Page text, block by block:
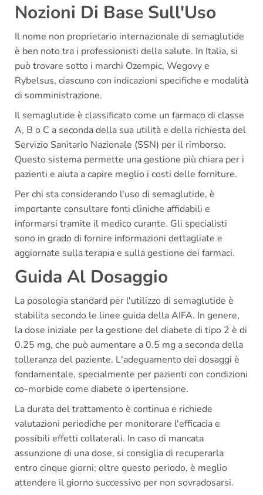
Nozioni Di Base Sull'Uso
Il nome non proprietario internazionale di semaglutide
è ben noto tra i professionisti della salute. In Italia, si
può trovare sotto i marchi Ozempic, Wegovy e
Rybelsus, ciascuno con indicazioni specifiche e modalità
di somministrazione.
Il semaglutide è classificato come un farmaco di classe
A, B o C a seconda della sua utilità e della richiesta del
Servizio Sanitario Nazionale (SSN) per il rimborso.
Questo sistema permette una gestione più chiara per i
pazienti e aiuta a capire meglio i costi delle forniture.
Per chi sta considerando l'uso di semaglutide, è
importante consultare fonti cliniche affidabili e
informarsi tramite il medico curante. Gli specialisti
sono in grado di fornire informazioni dettagliate e
aggiornate sulla terapia e sulla gestione dei farmaci.
Guida Al Dosaggio
La posologia standard per l'utilizzo di semaglutide è
stabilita secondo le linee guida della AIFA. In genere,
la dose iniziale per la gestione del diabete di tipo 2 è di
0.25 mg, che può aumentare a 0.5 mg a seconda della
tolleranza del paziente. L'adeguamento dei dosaggi è
fondamentale, specialmente per pazienti con condizioni
co-morbide come diabete o ipertensione.
La durata del trattamento è continua e richiede
valutazioni periodiche per monitorare l'efficacia e
possibili effetti collaterali. In caso di mancata
assunzione di una dose, si consiglia di recuperarla
entro cinque giorni; oltre questo periodo, è meglio
attendere il giorno successivo per non sovradosarsi.